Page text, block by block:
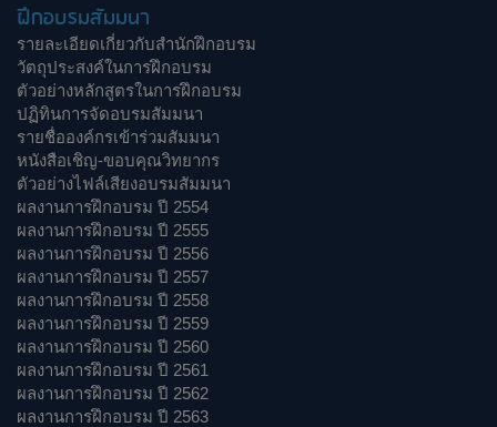
ฝึกอบรมสัมมนา
รายละเอียดเกี่ยวกับสำนักฝึกอบรม
วัตถุประสงค์ในการฝึกอบรม
ตัวอย่างหลักสูตรในการฝึกอบรม
ปฏิทินการจัดอบรมสัมมนา
รายชื่อองค์กรเข้าร่วมสัมมนา
หนังสือเชิญ-ขอบคุณวิทยากร
ตัวอย่างไฟล์เสียงอบรมสัมมนา
ผลงานการฝึกอบรม ปี 2554
ผลงานการฝึกอบรม ปี 2555
ผลงานการฝึกอบรม ปี 2556
ผลงานการฝึกอบรม ปี 2557
ผลงานการฝึกอบรม ปี 2558
ผลงานการฝึกอบรม ปี 2559
ผลงานการฝึกอบรม ปี 2560
ผลงานการฝึกอบรม ปี 2561
ผลงานการฝึกอบรม ปี 2562
ผลงานการฝึกอบรม ปี 2563